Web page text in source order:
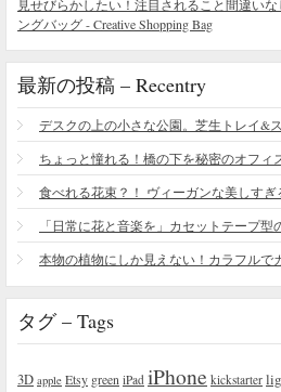
見せびらかしたい！注目されること間違い
ングバッグ - Creative Shopping Bag
最新の投稿 – Recentry
デスクの上の小さな公園。芝生トレイ&
ちょっと憧れる！橋の下を秘密のオフィ
食べれる花束？！ ヴィーガンな美しすぎ
タグ – Tags
3D apple Etsy green iPad iPhone kickstarter